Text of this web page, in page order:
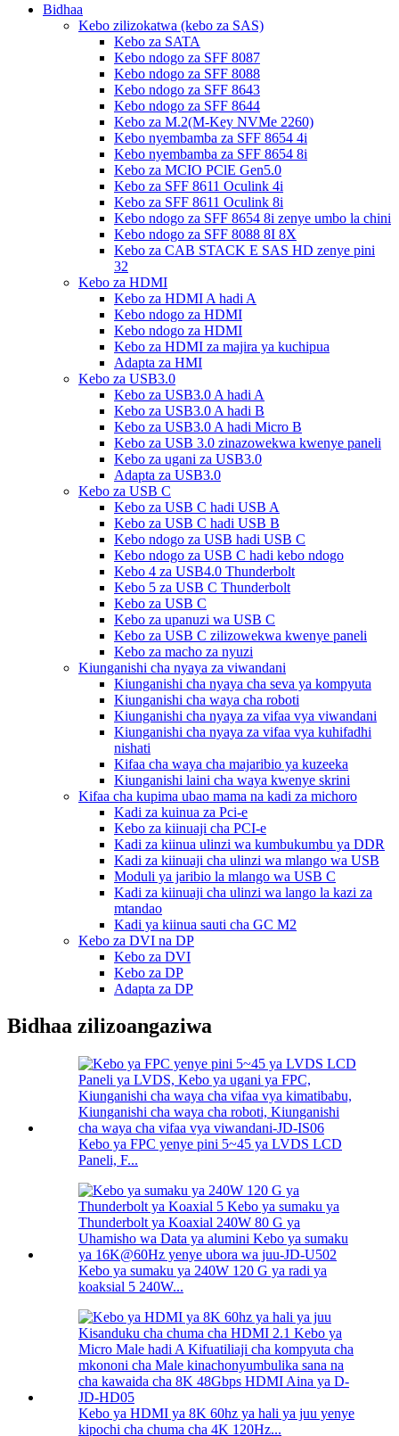
Bidhaa
Kebo zilizokatwa (kebo za SAS)
Kebo za SATA
Kebo ndogo za SFF 8087
Kebo ndogo za SFF 8088
Kebo ndogo za SFF 8643
Kebo ndogo za SFF 8644
Kebo za M.2(M-Key NVMe 2260)
Kebo nyembamba za SFF 8654 4i
Kebo nyembamba za SFF 8654 8i
Kebo za MCIO PClE Gen5.0
Kebo za SFF 8611 Oculink 4i
Kebo za SFF 8611 Oculink 8i
Kebo ndogo za SFF 8654 8i zenye umbo la chini
Kebo ndogo za SFF 8088 8I 8X
Kebo za CAB STACK E SAS HD zenye pini
32
Kebo za HDMI
Kebo za HDMI A hadi A
Kebo ndogo za HDMI
Kebo ndogo za HDMI
Kebo za HDMI za majira ya kuchipua
Adapta za HMI
Kebo za USB3.0
Kebo za USB3.0 A hadi A
Kebo za USB3.0 A hadi B
Kebo za USB3.0 A hadi Micro B
Kebo za USB 3.0 zinazowekwa kwenye paneli
Kebo za ugani za USB3.0
Adapta za USB3.0
Kebo za USB C
Kebo za USB C hadi USB A
Kebo za USB C hadi USB B
Kebo ndogo za USB hadi USB C
Kebo ndogo za USB C hadi kebo ndogo
Kebo 4 za USB4.0 Thunderbolt
Kebo 5 za USB C Thunderbolt
Kebo za USB C
Kebo za upanuzi wa USB C
Kebo za USB C zilizowekwa kwenye paneli
Kebo za macho za nyuzi
Kiunganishi cha nyaya za viwandani
Kiunganishi cha nyaya cha seva ya kompyuta
Kiunganishi cha waya cha roboti
Kiunganishi cha nyaya za vifaa vya viwandani
Kiunganishi cha nyaya za vifaa vya kuhifadhi
nishati
Kifaa cha waya cha majaribio ya kuzeeka
Kiunganishi laini cha waya kwenye skrini
Kifaa cha kupima ubao mama na kadi za michoro
Kadi za kuinua za Pci-e
Kebo za kiinuaji cha PCI-e
Kadi za kiinua ulinzi wa kumbukumbu ya DDR
Kadi za kiinuaji cha ulinzi wa mlango wa USB
Moduli ya jaribio la mlango wa USB C
Kadi za kiinuaji cha ulinzi wa lango la kazi za
mtandao
Kadi ya kiinua sauti cha GC M2
Kebo za DVI na DP
Kebo za DVI
Kebo za DP
Adapta za DP
Bidhaa zilizoangaziwa
Kebo ya FPC yenye pini 5~45 ya LVDS LCD
Paneli, F...
Kebo ya sumaku ya 240W 120 G ya radi ya
koaksial 5 240W...
Kebo ya HDMI ya 8K 60hz ya hali ya juu yenye
kipochi cha chuma cha 4K 120Hz...